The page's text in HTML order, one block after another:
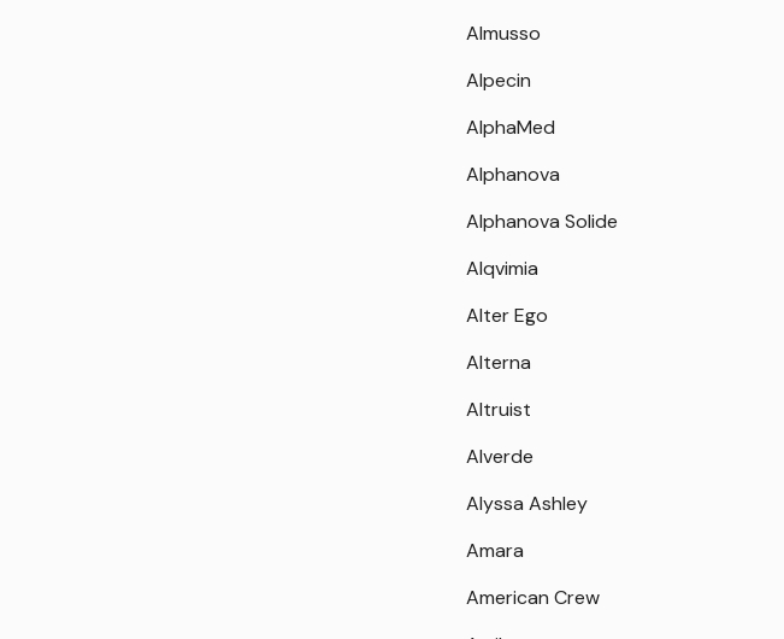
Almusso
Alpecin
AlphaMed
Alphanova
Alphanova Solide
Alqvimia
Alter Ego
Alterna
Altruist
Alverde
Alyssa Ashley
Amara
American Crew